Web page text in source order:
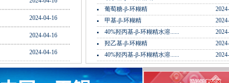
2024-04-16
2024-04-16
2024-04-16
葡萄糖-β-环糊精
甲基-β-环糊精
40%羟丙基-β-环糊精水溶......
羟乙基-β-环糊精
40%羟丙基-β-环糊精水溶......